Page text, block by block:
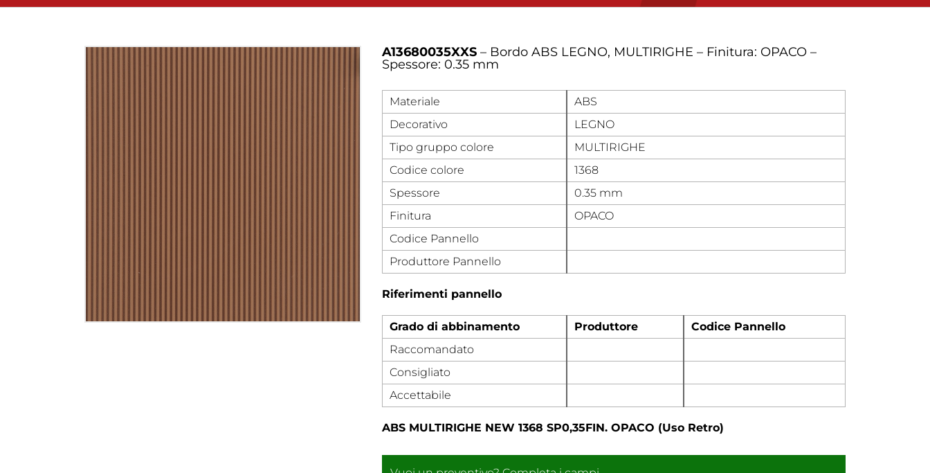
A13680035XXS – Bordo ABS LEGNO, MULTIRIGHE – Finitura: OPACO –
Spessore: 0.35 mm
Materiale
ABS
Decorativo
LEGNO
Tipo gruppo colore
MULTIRIGHE
Codice colore
1368
Spessore
0.35 mm
Finitura
OPACO
Codice Pannello
Produttore Pannello
Riferimenti pannello
Grado di abbinamento Produttore
Codice Pannello
Raccomandato
Consigliato
Accettabile
ABS MULTIRIGHE NEW 1368 SP0,35FIN. OPACO (Uso Retro)